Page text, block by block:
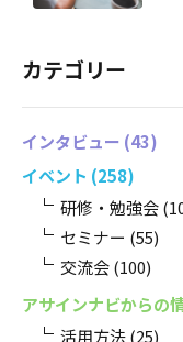
カテゴリー
インタビュー (43)
イベント (258)
研修・勉強会
セミナー (55)
交流会(100)
アサインナビからの
活用方法(25)